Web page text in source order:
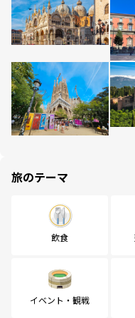
旅のテーマ
飲食
イベント・観戦